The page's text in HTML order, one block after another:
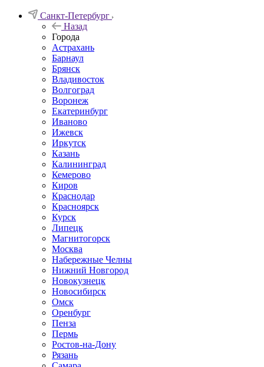
Санкт-Петербург
Назад
Города
Астрахань
Барнаул
Брянск
Владивосток
Волгоград
Воронеж
Екатеринбург
Иваново
Ижевск
Иркутск
Казань
Калининград
Кемерово
Киров
Краснодар
Красноярск
Курск
Липецк
Магнитогорск
Москва
Набережные Челны
Нижний Новгород
Новокузнецк
Новосибирск
Омск
Оренбург
Пенза
Пермь
Ростов-на-Дону
Рязань